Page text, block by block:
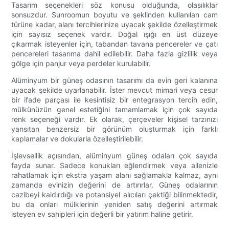
Tasarım seçenekleri söz konusu olduğunda, olasılıklar
sonsuzdur. Sunroomun boyutu ve şeklinden kullanılan cam
türüne kadar, alanı tercihlerinize uyacak şekilde özelleştirmek
için sayısız seçenek vardır. Doğal ışığı en üst düzeye
çıkarmak isteyenler için, tabandan tavana pencereler ve çatı
pencereleri tasarıma dahil edilebilir. Daha fazla gizlilik veya
gölge için panjur veya perdeler kurulabilir.
Alüminyum bir güneş odasının tasarımı da evin geri kalanına
uyacak şekilde uyarlanabilir. İster mevcut mimari veya cesur
bir ifade parçası ile kesintisiz bir entegrasyon tercih edin,
mülkünüzün genel estetiğini tamamlamak için çok sayıda
renk seçeneği vardır. Ek olarak, çerçeveler kişisel tarzınızı
yansıtan benzersiz bir görünüm oluşturmak için farklı
kaplamalar ve dokularla özelleştirilebilir.
İşlevsellik açısından, alüminyum güneş odaları çok sayıda
fayda sunar. Sadece konukları eğlendirmek veya ailenizle
rahatlamak için ekstra yaşam alanı sağlamakla kalmaz, aynı
zamanda evinizin değerini de artırırlar. Güneş odalarının
cazibeyi kaldırdığı ve potansiyel alıcıları çektiği bilinmektedir,
bu da onları mülklerinin yeniden satış değerini artırmak
isteyen ev sahipleri için değerli bir yatırım haline getirir.